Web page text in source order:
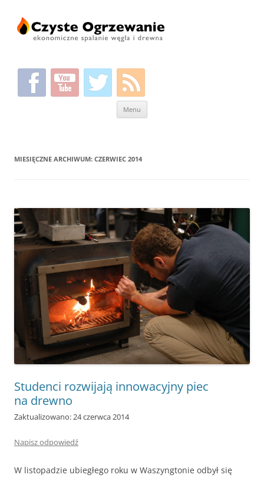
Menu
MIESIĘCZNE ARCHIWUM: CZERWIEC 2014
Studenci rozwijają innowacyjny piec
na drewno
Zaktualizowano: 24 czerwca 2014
Napisz odpowiedź
W listopadzie ubiegłego roku w Waszyngtonie odbył się